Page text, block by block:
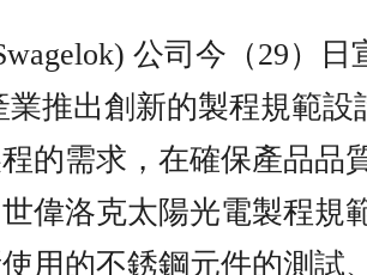
公司今（29）
業推出創新的製程規範設
的需求，在確保產品品
偉洛克太陽光電製程規
用的不銹鋼元件的測試